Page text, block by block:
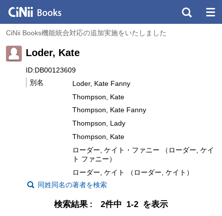
CiNii Books機能統合対応の追加実施をいたしました
Loder, Kate
ID:DB00123609
別名
Loder, Kate Fanny
Thompson, Kate
Thompson, Kate Fanny
Thompson, Lady
Thompson, Kate
ローダー, ケイト・ファニー （ローダー, ケイ
ト ファニー）
ローダー, ケイト （ローダー, ケイト）
同姓同名の著者を検索
検索結果 2件中 1-2 を表示